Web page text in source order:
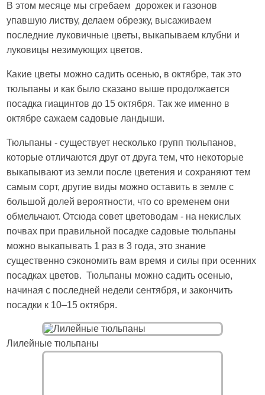
В этом месяце мы сгребаем дорожек и газонов
упавшую листву, делаем обрезку, высаживаем
последние луковичные цветы, выкапываем клубни и
луковицы незимующих цветов.
Какие цветы можно садить осенью, в октябре, так это
тюльпаны и как было сказано выше продолжается
посадка гиацинтов до 15 октября. Так же именно в
октябре сажаем садовые ландыши.
Тюльпаны - существует несколько групп тюльпанов,
которые отличаются друг от друга тем, что некоторые
выкапывают из земли после цветения и сохраняют тем
самым сорт, другие виды можно оставить в земле с
большой долей вероятности, что со временем они
обмельчают. Отсюда совет цветоводам - на некислых
почвах при правильной посадке садовые тюльпаны
можно выкапывать 1 раз в 3 года, это знание
существенно сэкономить вам время и силы при осенних
посадках цветов. Тюльпаны можно садить осенью,
начиная с последней недели сентября, и закончить
посадки к 10–15 октября.
Лилейные тюльпаны